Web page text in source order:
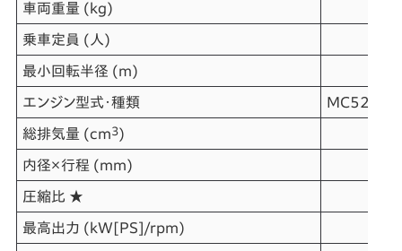
車両重量 (kg)
乗車定員 (人)
最小回転半径 (m)
エンジン型式・種類 MC52E・
総排気量 (cm3)
内径×行程 (mm)
圧縮比 ★
最高出力 (kW[PS]/rpm)